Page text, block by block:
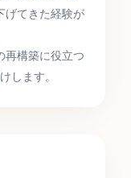
げてきた経験が
再構築に役立つ
します。